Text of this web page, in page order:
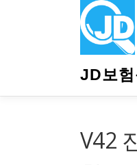
JD보
V42